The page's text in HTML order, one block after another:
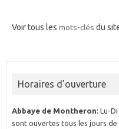
Voir tous les mots-clés du
Horaires d’ouverture
Abbaye de Montheron: Lu-
sont ouvertes tous les jours de